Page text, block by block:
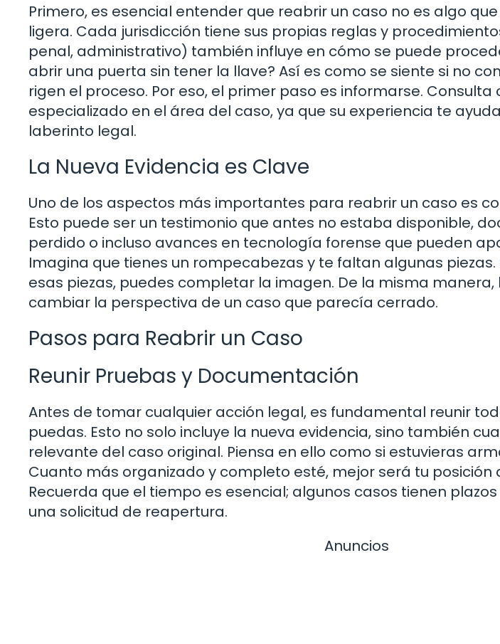
Primero, es esencial entender que reabrir un caso no es algo
ligera. Cada jurisdicción tiene sus propias reglas y
penal, administrativo) también influye en cómo se puede
abrir una puerta sin tener la llave? Así es como se siente si no
rigen el proceso. Por eso, el primer paso es informarse.
especializado en el área del caso, ya que su experiencia te
laberinto legal.
La Nueva Evidencia es Clave
Uno de los aspectos más importantes para reabrir un caso es
Esto puede ser un testimonio que antes no estaba disponible,
perdido o incluso avances en tecnología forense que pueden
Imagina que tienes un rompecabezas y te faltan algunas
esas piezas, puedes completar la imagen. De la misma
cambiar la perspectiva de un caso que parecía cerrado.
Pasos para Reabrir un Caso
Reunir Pruebas y Documentación
Antes de tomar cualquier acción legal, es fundamental reunir
puedas. Esto no solo incluye la nueva evidencia, sino también
relevante del caso original. Piensa en ello como si estuvieras
Cuanto más organizado y completo esté, mejor será tu posición
Recuerda que el tiempo es esencial; algunos casos tienen
una solicitud de reapertura.
Anuncios